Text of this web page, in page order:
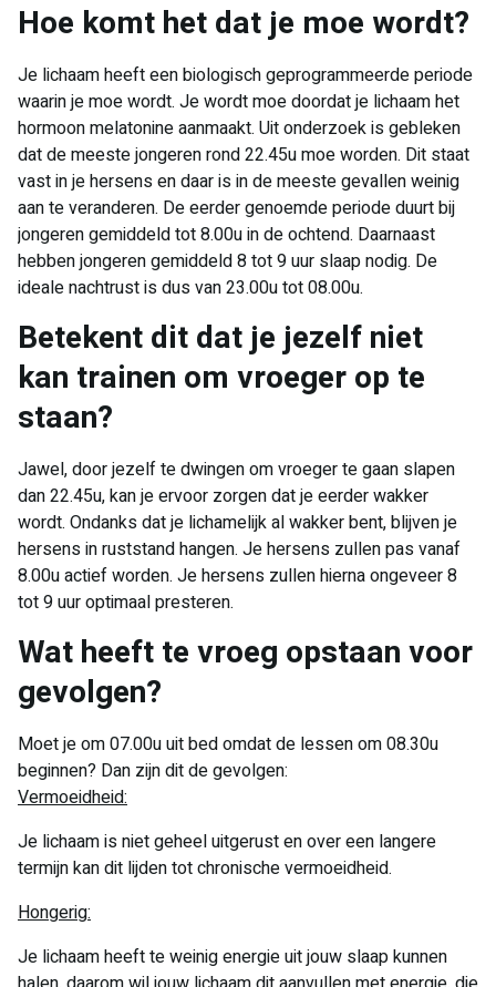
Hoe komt het dat je moe wordt?
Je lichaam heeft een biologisch geprogrammeerde periode
waarin je moe wordt. Je wordt moe doordat je lichaam het
hormoon melatonine aanmaakt. Uit onderzoek is gebleken
dat de meeste jongeren rond 22.45u moe worden. Dit staat
vast in je hersens en daar is in de meeste gevallen weinig
aan te veranderen. De eerder genoemde periode duurt bij
jongeren gemiddeld tot 8.00u in de ochtend. Daarnaast
hebben jongeren gemiddeld 8 tot 9 uur slaap nodig. De
ideale nachtrust is dus van 23.00u tot 08.00u.
Betekent dit dat je jezelf niet
kan trainen om vroeger op te
staan?
Jawel, door jezelf te dwingen om vroeger te gaan slapen
dan 22.45u, kan je ervoor zorgen dat je eerder wakker
wordt. Ondanks dat je lichamelijk al wakker bent, blijven je
hersens in ruststand hangen. Je hersens zullen pas vanaf
8.00u actief worden. Je hersens zullen hierna ongeveer 8
tot 9 uur optimaal presteren.
Wat heeft te vroeg opstaan voor
gevolgen?
Moet je om 07.00u uit bed omdat de lessen om 08.30u
beginnen? Dan zijn dit de gevolgen:
Vermoeidheid:
Je lichaam is niet geheel uitgerust en over een langere
termijn kan dit lijden tot chronische vermoeidheid.
Hongerig:
Je lichaam heeft te weinig energie uit jouw slaap kunnen